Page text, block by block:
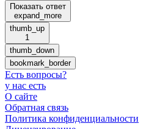
Показать ответ
expand_more
thumb_up
1
thumb_down
bookmark_border
Есть вопросы?
у нас есть
О сайте
Обратная связь
Политика конфиденциальности